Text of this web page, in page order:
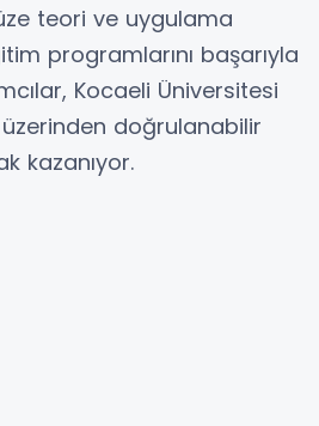
teori ve uygulama
programlarını başarıyla
Kocaeli Üniversitesi
doğrulanabilir
kazanıyor.